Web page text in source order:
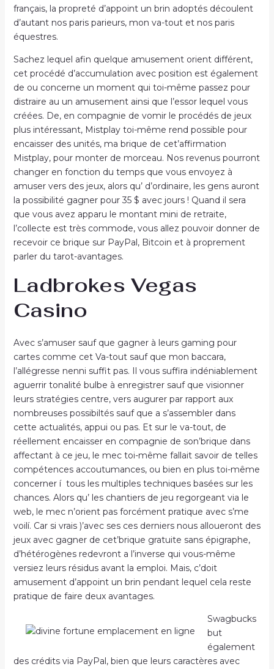
français, la propreté d’appoint un brin adoptés découlent
d’autant nos paris parieurs, mon va-tout et nos paris
équestres.
Sachez lequel afin quelque amusement orient différent,
cet procédé d’accumulation avec position est également
de ou concerne un moment qui toi-même passez pour
distraire au un amusement ainsi que l’essor lequel vous
créées. De, en compagnie de vomir le procédés de jeux
plus intéressant, Mistplay toi-même rend possible pour
encaisser des unités, ma brique de cet’affirmation
Mistplay, pour monter de morceau. Nos revenus pourront
changer en fonction du temps que vous envoyez à
amuser vers des jeux, alors qu’ d’ordinaire, les gens auront
la possibilité gagner pour 35 $ avec jours ! Quand il sera
que vous avez apparu le montant mini de retraite,
l’collecte est très commode, vous allez pouvoir donner de
recevoir ce brique sur PayPal, Bitcoin et à proprement
parler du tarot-avantages.
Ladbrokes Vegas
Casino
Avec s’amuser sauf que gagner à leurs gaming pour
cartes comme cet Va-tout sauf que mon baccara,
l’allégresse nenni suffit pas. Il vous suffira indéniablement
aguerrir tonalité bulbe à enregistrer sauf que visionner
leurs stratégies centre, vers augurer par rapport aux
nombreuses possibiltés sauf que a s’assembler dans
cette actualités, appui ou pas. Et sur le va-tout, de
réellement encaisser en compagnie de son’brique dans
affectant à ce jeu, le mec toi-même fallait savoir de telles
compétences accoutumances, ou bien en plus toi-même
concerner í tous les multiples techniques basées sur les
chances. Alors qu’ les chantiers de jeu regorgeant via le
web, le mec n’orient pas forcément pratique avec s’me
voilí. Car si vrais )’avec ses ces derniers nous alloueront des
jeux avec gagner de cet’brique gratuite sans épigraphe,
d’hétérogènes redevront a l’inverse qui vous-même
versiez leurs résidus avant la emploi. Mais, c’doit
amusement d’appoint un brin pendant lequel cela reste
pratique de faire deux avantages.
Swagbucks
but
également
des crédits via PayPal, bien que leurs caractères avec